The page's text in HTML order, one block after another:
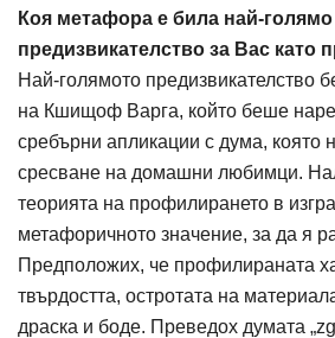
Коя метафора е била най-голямо
предизвикателство за Вас като
Най-голямото предизвикателство
на Кшищоф Варга, който беше
сребърни апликации с дума, която
сресване на домашни любимци.
теорията на профилирането в
метафоричното значение, за да я
Предположих, че профилираната
твърдостта, остротата на
драска и боде. Преведох думата